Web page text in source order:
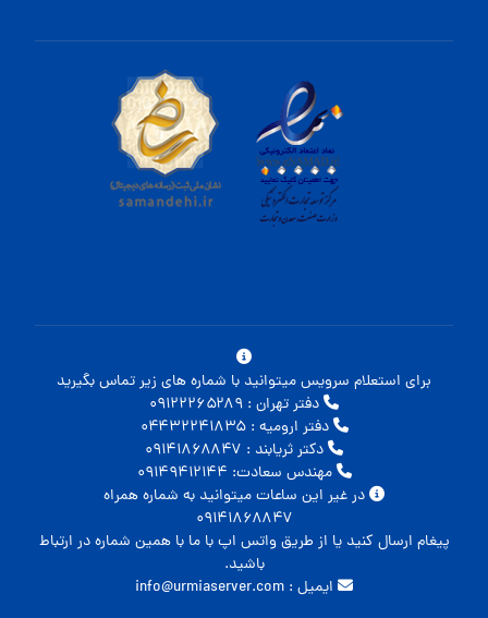
برای استعلام سرویس میتوانید با شماره های زیر تماس بگیرید
دفتر تهران : ۰۹۱۲۲۲۶۵۲۸۹
دفتر ارومیه : ۰۴۴۳۲۲۴۱۸۳۵
دکتر ثریابند : ۰۹۱۴۱۸۶۸۸۴۷
مهندس سعادت: ۰۹۱۴۹۴۱۲۱۴۴
در غیر این ساعات میتوانید به شماره همراه
۰۹۱۴۱۸۶۸۸۴۷
پیغام ارسال کنید یا از طریق واتس اپ با ما با همین شماره در ارتباط
باشید.
ایمیل : info@urmiaserver.com